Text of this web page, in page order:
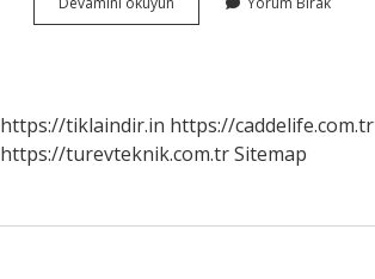
Namaz
https://tiklaindir.in https://caddelife.com.tr
https://turevteknik.com.trSitemap